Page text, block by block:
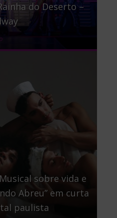
do Deserto –
sobre vida e
Abreu” em curta
paulista